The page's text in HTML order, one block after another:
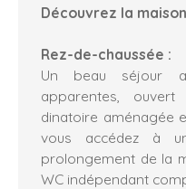
Découvrez la
Rez-de-chaussée :
Un beau séjour
apparentes,
dinatoire aménagée
vous accédez à
prolongement de la
WC indépendant